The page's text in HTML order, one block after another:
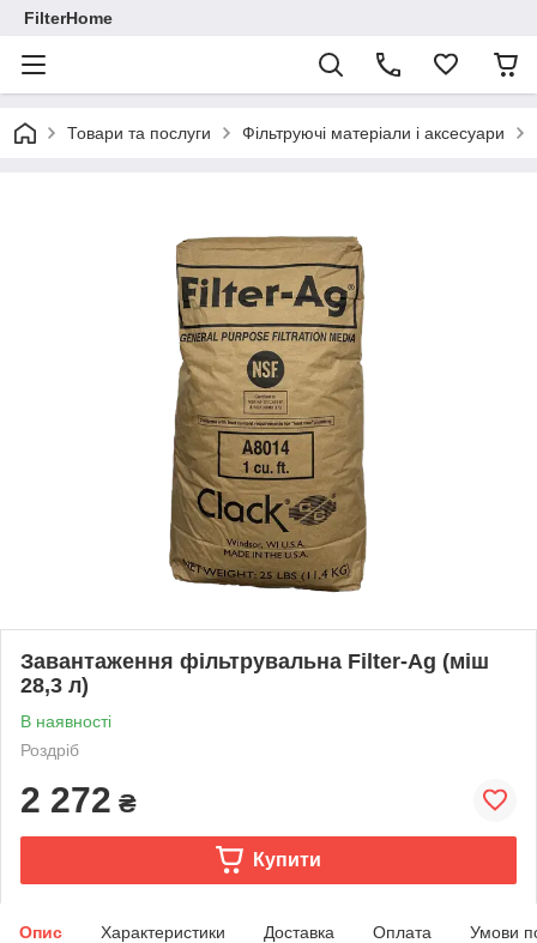
FilterHome
Товари та послуги Фільтруючі матеріали і аксесуари
Завантаження фільтрувальна Filter-Ag (міш
28,3 л)
В наявності
Роздріб
2 272 ₴
Купити
Опис Характеристики Доставка Оплата Умови